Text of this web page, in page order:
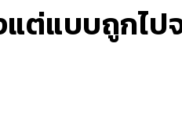
แต่แบบถูกไ